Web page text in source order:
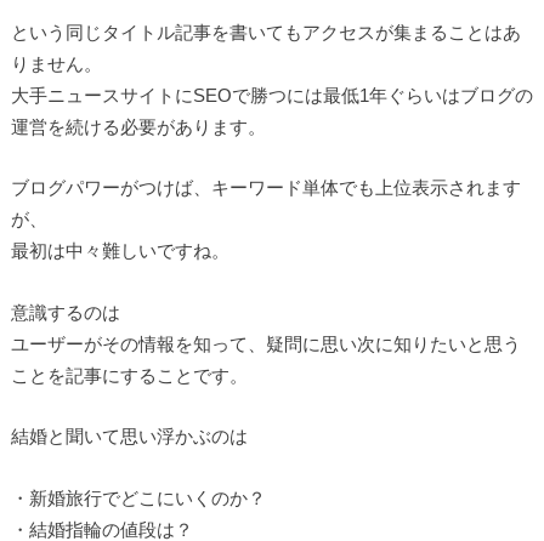
という同じタイトル記事を書いてもアクセスが集まることはあ
りません。
大手ニュースサイトにSEOで勝つには最低1年ぐらいはブログの
運営を続ける必要があります。
ブログパワーがつけば、キーワード単体でも上位表示されます
が、
最初は中々難しいですね。
意識するのは
ユーザーがその情報を知って、疑問に思い次に知りたいと思う
ことを記事にすることです。
結婚と聞いて思い浮かぶのは
・新婚旅行でどこにいくのか？
・結婚指輪の値段は？